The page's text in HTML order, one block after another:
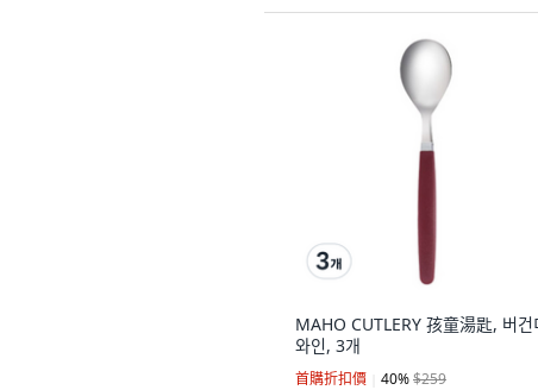
MAHO CUTLERY 孩童湯匙, 버건
와인, 3개
首購折扣價 40%$259